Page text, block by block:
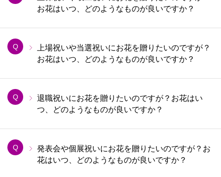
お花はいつ、どのようなものが良いですか？
Q
上場祝いや当選祝いにお花を贈りたいのですが？
お花はいつ、どのようなものが良いですか？
Q
退職祝いにお花を贈りたいのですが？お花はい
つ、どのようなものが良いですか？
Q
発表会や個展祝いにお花を贈りたいのですが？お
花はいつ、どのようなものが良いですか？